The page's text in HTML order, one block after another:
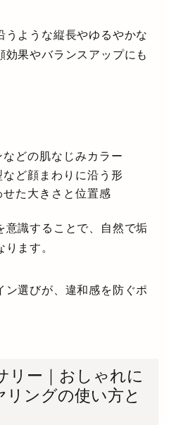
うような縦長やゆるやかな
効果やバランスアップにも
どの肌なじみカラー
ど顔まわりに沿う形
た大きさと位置感
意識することで、自然で垢
ます。
ン選びが、違和感を防ぐポ
リー｜おしゃれに
リングの使い方と